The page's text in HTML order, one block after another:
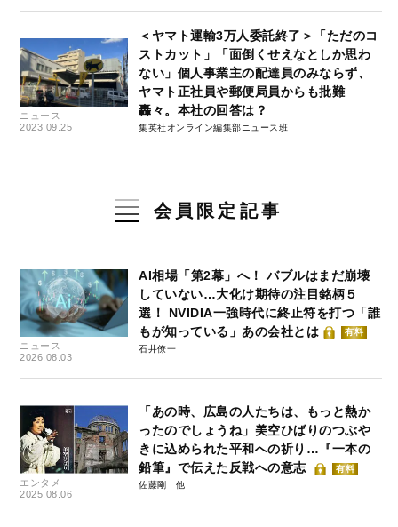
ニュース
2023.09.25
＜ヤマト運輸3万人委託終了＞「ただのコ
ストカット」「面倒くせえなとしか思わ
ない」個人事業主の配達員のみならず、
ヤマト正社員や郵便局員からも批難
轟々。本社の回答は？
集英社オンライン編集部ニュース班
会員限定記事
ニュース
2026.08.03
AI相場「第2幕」へ！ バブルはまだ崩壊
していない…大化け期待の注目銘柄５
選！ NVIDIA一強時代に終止符を打つ「誰
もが知っている」あの会社とは
有料
石井僚一
エンタメ
2025.08.06
「あの時、広島の人たちは、もっと熱か
ったのでしょうね」美空ひばりのつぶや
きに込められた平和への祈り…『一本の
鉛筆』で伝えた反戦への意志
有料
佐藤剛